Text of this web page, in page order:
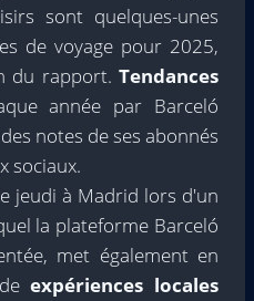
sont quelques-unes
de voyage pour 2025,
du rapport. Tendances
année par Barceló
notes de ses abonnés
sociaux.
jeudi à Madrid lors d'un
la plateforme Barceló
met également en
deexpériences locales